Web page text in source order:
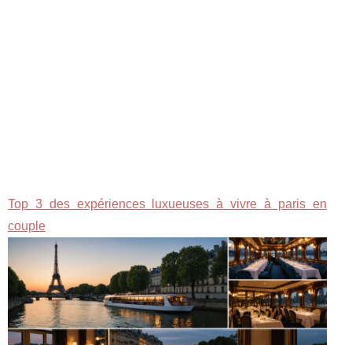
Top 3 des expériences luxueuses à vivre à paris en
couple